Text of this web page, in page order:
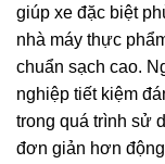
giúp xe đặc biệt
nhà máy thực
chuẩn sạch cao.
nghiệp tiết kiệm
trong quá trình sử
đơn giản hơn